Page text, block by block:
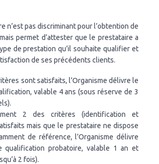
n’est pas discriminant pour l’obtention de
permet d’attester que le prestataire a
de prestation qu’il souhaite qualifier et
de ses précédents clients.
sont satisfaits, l’Organisme délivre le
valable 4 ans (sous réserve de 3
2 des critères (identification et
mais que le prestataire ne dispose
de référence, l’Organisme délivre
qualification probatoire, valable 1 an et
2 fois).